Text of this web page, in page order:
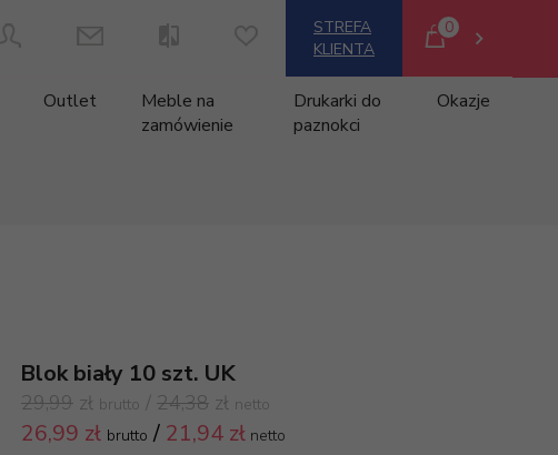
STREFA
KLIENTA
0
Outlet
Meble na
zamówienie
Drukarki do
paznokci
Okazje
Blok biały 10 szt. UK
29,99 zł brutto / 24,38 zł netto
26,99 zł brutto / 21,94 zł netto